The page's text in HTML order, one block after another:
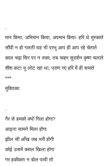
मान किया, अभिमान किया, अपमान किया- हरि थे मुस्काते
सौंवी न हो गलती यह भी प्रभु आप ही आप रहे चेताते
काल चढ़ा सिर पर न रुका, तब चक्र सुदर्शन कृष्ण चलाते
शीश कटा भू लोट रहा था, प्राण गए हरि में ही समाते
***
मुक्तिका:
गैर से हमको क्यों गिला होगा?
आइना सामने मिला होगा
झील सी आँख जब भरी होगी
कोई उसमें कमल खिला होगा
गर हकीकत न बोल पायी तो